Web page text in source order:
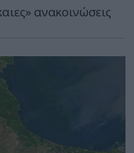
ανακοινώσεις